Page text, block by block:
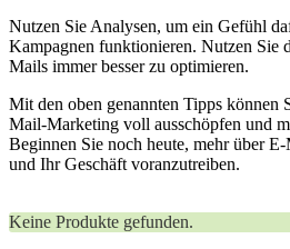
Nutzen Sie Analysen, um ein Gefühl
Kampagnen funktionieren. Nutzen Sie
Mails immer besser zu optimieren.
Mit den oben genannten Tipps können
Mail-Marketing voll ausschöpfen und
Beginnen Sie noch heute, mehr über
und Ihr Geschäft voranzutreiben.
Keine Produkte gefunden.